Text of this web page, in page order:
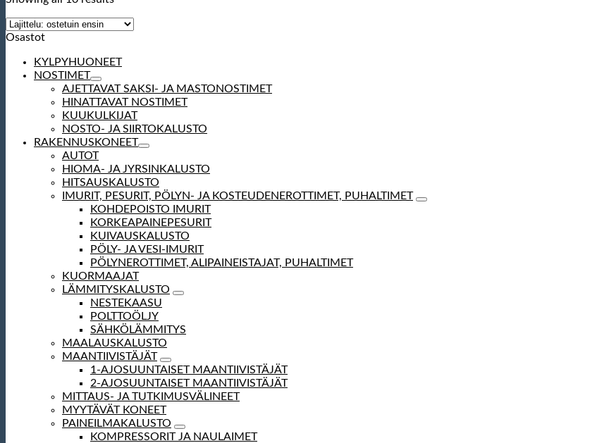
Osastot
KYLPYHUONEET
NOSTIMET
AJETTAVAT SAKSI- JA MASTONOSTIMET
HINATTAVAT NOSTIMET
KUUKULKIJAT
NOSTO- JA SIIRTOKALUSTO
RAKENNUSKONEET
AUTOT
HIOMA- JA JYRSINKALUSTO
HITSAUSKALUSTO
IMURIT, PESURIT, PÖLYN- JA KOSTEUDENEROTTIMET, PUHALTIMET
KOHDEPOISTO IMURIT
KORKEAPAINEPESURIT
KUIVAUSKALUSTO
PÖLY- JA VESI-IMURIT
PÖLYNEROTTIMET, ALIPAINEISTAJAT, PUHALTIMET
KUORMAAJAT
LÄMMITYSKALUSTO
NESTEKAASU
POLTTOÖLJY
SÄHKÖLÄMMITYS
MAALAUSKALUSTO
MAANTIIVISTÄJÄT
1-AJOSUUNTAISET MAANTIIVISTÄJÄT
2-AJOSUUNTAISET MAANTIIVISTÄJÄT
MITTAUS- JA TUTKIMUSVÄLINEET
MYYTÄVÄT KONEET
PAINEILMAKALUSTO
KOMPRESSORIT JA NAULAIMET